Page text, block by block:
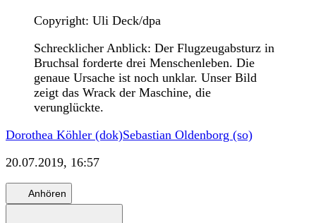
Copyright: Uli Deck/dpa
Schrecklicher Anblick: Der Flugzeugabsturz in
Bruchsal forderte drei Menschenleben. Die
genaue Ursache ist noch unklar. Unser Bild
zeigt das Wrack der Maschine, die
verunglückte.
Dorothea Köhler (dok)Sebastian Oldenborg (so)
20.07.2019, 16:57
Anhören